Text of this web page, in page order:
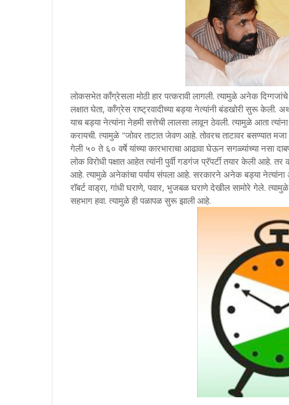
लोकसभेत काँग्रेसला मोठी हार पत्करावी लागली. त्यामुळे अनेक
लक्षात घेता, काँग्रेस राष्ट्रवादीच्या बड्या नेत्यांनी बंडखोरी सुरू केली.
याच बड्या नेत्यांना नेहमी सत्तेची लालसा लावून ठेवली. त्यामुळे आता
करायची. त्यामुळे "जोवर ताटात जेवण आहे. तोवरच ताटावर बसण्यात
गेली ५० ते ६० वर्षे यांच्या कारभाराचा आढावा घेऊन सगळ्यांच्या नसा
लोक विरोधी पक्षात आहेत त्यांनी पुर्वी गडगंज प्रॅपर्टी तयार केली आहे.
आहे. त्यामुळे अनेकांचा पर्याय संपला आहे. सरकारने अनेक बड्या
राॅबर्ट वाड्रा, गांधी घराणे, पवार, भुजबळ घराणे देखील सामोरे गेले.
सहभाग हवा. त्यामुळे ही पळापळ सुरू झाली आहे.